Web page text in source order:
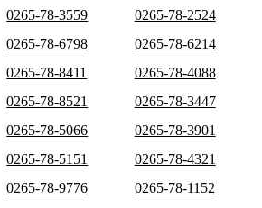
0265-78-3559
0265-78-2524
0265-78-6798
0265-78-6214
0265-78-8411
0265-78-4088
0265-78-8521
0265-78-3447
0265-78-5066
0265-78-3901
0265-78-5151
0265-78-4321
0265-78-9776
0265-78-1152